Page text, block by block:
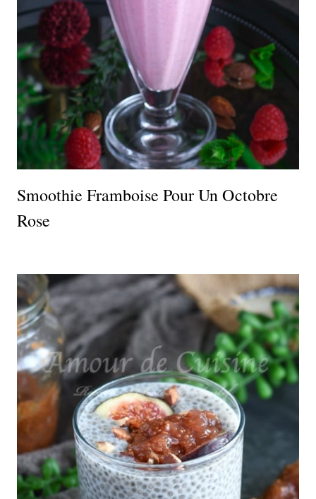
Smoothie Framboise Pour Un Octobre
Rose